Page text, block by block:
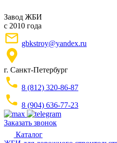
Завод ЖБИ
с 2010 года
gbkstroy@yandex.ru
г. Санкт-Петербург
8 (812) 320-86-87
8 (904) 636-77-23
Заказать звонок
Каталог